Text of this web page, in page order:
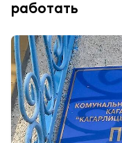
работать